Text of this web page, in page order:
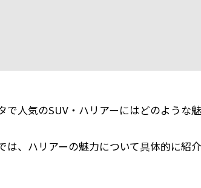
で人気のSUV・ハリアーにはどのような
は、ハリアーの魅力について具体的に紹介